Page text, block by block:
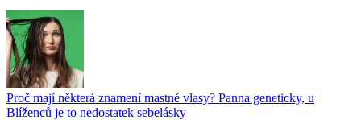
Proč mají některá znamení mastné vlasy? Panna geneticky, u
Blíženců je to nedostatek sebelásky